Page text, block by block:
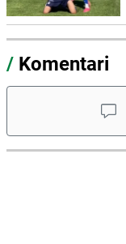
/ Komentari